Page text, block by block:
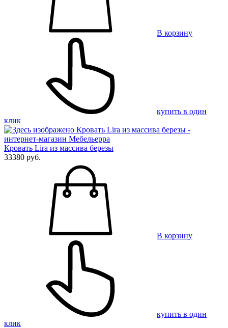
В корзину
купить в один
клик
Кровать Lira из массива березы
33380 руб.
В корзину
купить в один
клик